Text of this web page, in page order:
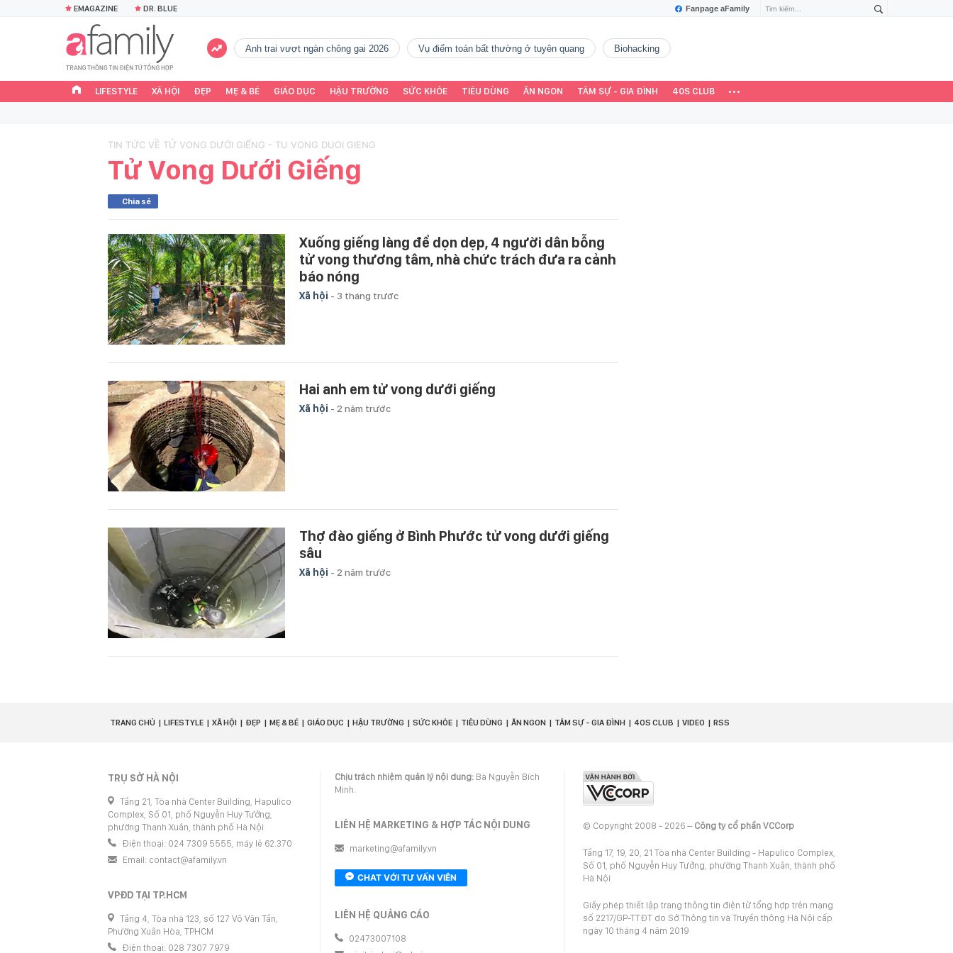
Fanpage aFamily
EMAGAZINE DR. BLUE
Anh trai vượt ngàn chông gai 2026 vụ điểm toán bất thường ở tuyên quang Biohacking
LIFESTYLE XÃ HỘI ĐẸP MẸ & BÉ GIÁO DỤC HẬU TRƯỜNG SỨC KHỎE TIÊU DÙNG ĂN NGON TÂM SỰ - GIA ĐÌNH 40S CLUB
TIN TỨC VỀ TỬ VONG DƯỚI GIẾNG - TU VONG DUOI GIENG
Tử Vong Dưới Giếng
Chia sẻ
Xuống giếng làng để dọn dẹp, 4 người dân bỗng
tử vong thương tâm, nhà chức trách đưa ra cảnh
báo nóng
Xã hội - 3 tháng trước
Hai anh em tử vong dưới giếng
Xã hội - 2 năm trước
Thợ đào giếng ở Bình Phước tử vong dưới giếng
sâu
Xã hội - 2 năm trước
TRANG CHỦ LIFESTYLE XÃ HỘI ĐẸP MẸ & BÉ GIÁO DỤC HẬU TRƯỜNG SỨC KHỎE TIÊU DÙNG ĂN NGON TÂM SỰ - GIA ĐÌNH 40S CLUB VIDEO RSS
TRỤ SỞ HÀ NỘI
Tầng 21, Tòa nhà Center Building, Hapulico
Complex, Số 01, phố Nguyễn Huy Tưởng,
phường Thanh Xuân, thành phố Hà Nội
Điện thoại: 024 7309 5555, máy lẻ 62.370
Email: contact@afamily.vn
VPĐD TẠI TP.HCM
Tầng 4, Tòa nhà 123, số 127 Võ Văn Tần,
Phường Xuân Hòa, TPHCM
Điện thoại: 028 7307 7979
Chịu trách nhiệm quản lý nội dung: Bà Nguyễn Bích
Minh.
LIÊN HỆ MARKETING & HỢP TÁC NỘI DUNG
marketing@afamily.vn
CHAT VỚI TƯ VẤN VIÊN
LIÊN HỆ QUẢNG CÁO
02473007108
© Copyright 2008 - 2026 – Công ty cổ phần VCCorp
Tầng 17, 19, 20, 21 Tòa nhà Center Building - Hapulico Complex,
Số 01, phố Nguyễn Huy Tưởng, phường Thanh Xuân, thành phố
Hà Nội
Giấy phép thiết lập trang thông tin điện tử tổng hợp trên mạng
số 2217/GP-TTĐT do Sở Thông tin và Truyền thông Hà Nội cấp
ngày 10 tháng 4 năm 2019